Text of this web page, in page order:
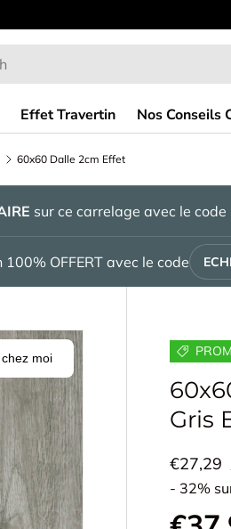
Effet Travertin Nos Conseils
sur ce carrelage avec le code
OFFERT avec le code
moi
Gris
€27,29
- 32%